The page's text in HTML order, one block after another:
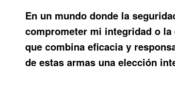
En un mundo donde la
comprometer mi integridad o
que combina eficacia y
de estas armas una elección